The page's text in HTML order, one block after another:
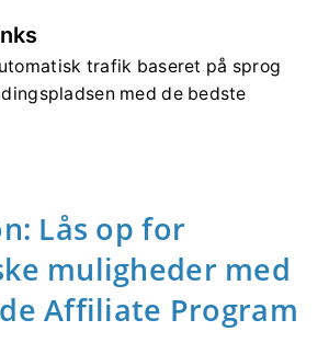
trafik baseret på sprog
med de bedste
Lås op for
muligheder med
Affiliate Program